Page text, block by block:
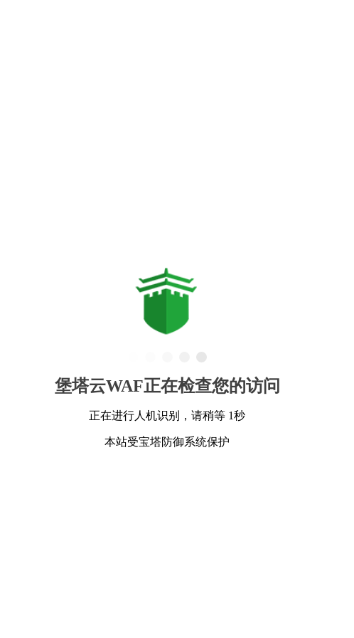
堡塔云WAF正在检查您的访问
正在进行人机识别，请稍等 1秒
本站受宝塔防御系统保护